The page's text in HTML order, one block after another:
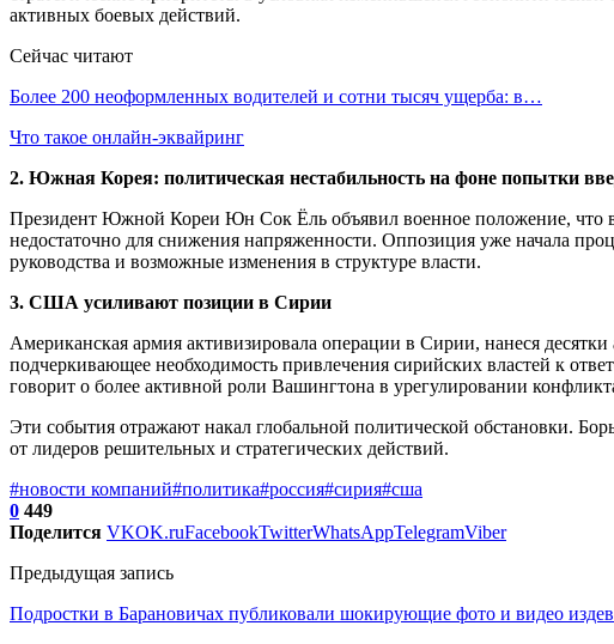
активных боевых действий.
Сейчас читают
Более 200 неоформленных водителей и сотни тысяч ущерба: в…
Что такое онлайн-эквайринг
2. Южная Корея: политическая нестабильность на фоне попытки
Президент Южной Кореи Юн Сок Ёль объявил военное положение, что
недостаточно для снижения напряженности. Оппозиция уже начала
руководства и возможные изменения в структуре власти.
3. США усиливают позиции в Сирии
Американская армия активизировала операции в Сирии, нанеся
подчеркивающее необходимость привлечения сирийских властей к
говорит о более активной роли Вашингтона в урегулировании
Эти события отражают накал глобальной политической обстановки.
от лидеров решительных и стратегических действий.
#новости компаний#политика#россия#сирия#сша
0 449
Поделится VKOK.ruFacebookTwitterWhatsAppTelegramViber
Предыдущая запись
Подростки в Барановичах публиковали шокирующие фото и видео